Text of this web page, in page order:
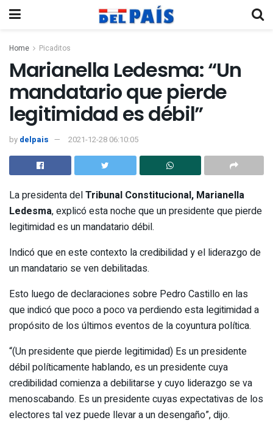
Home Picaditos
Marianella Ledesma: “Un
mandatario que pierde
legitimidad es débil”
by delpais 2021-12-28 06:10:05
La presidenta delTribunal Constitucional, Marianella
Ledesma, explicó esta noche que un presidente que pierde
legitimidad es un mandatario débil.
Indicó que en este contexto la credibilidad y el liderazgo de
un mandatario se ven debilitadas.
Esto luego de declaraciones sobre Pedro Castillo en las
que indicó que poco a poco va perdiendo esta legitimidad a
propósito de los últimos eventos de la coyuntura política.
“(Un presidente que pierde legitimidad) Es un presidente
débil políticamente hablando, es un presidente cuya
credibilidad comienza a debilitarse y cuyo liderazgo se va
menoscabando. Es un presidente cuyas expectativas de los
electores tal vez puede llevar a un desengaño”, dijo.